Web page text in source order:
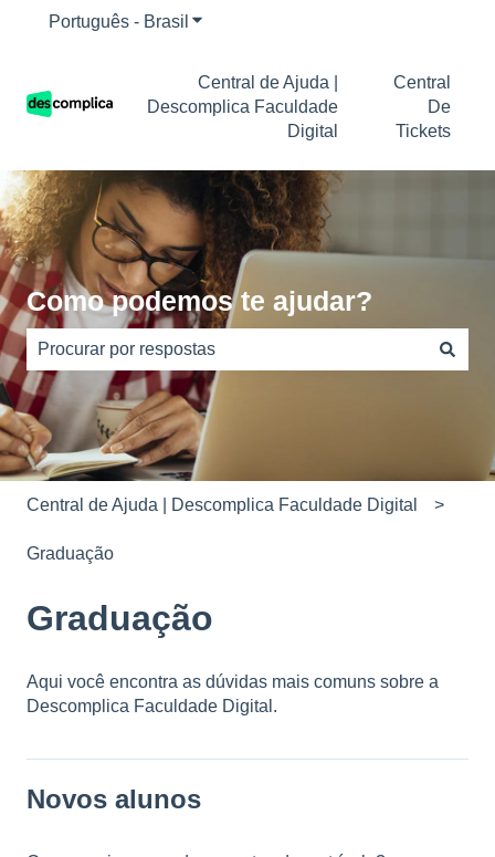
Português - Brasil Mostrar submenu para traduções
Central de Ajuda |
Descomplica Faculdade
Digital
Central
De
Tickets
Como podemos te ajudar?
Não há sugestões porque o campo de pesquisa está
Central de Ajuda | Descomplica Faculdade Digital
Graduação
Graduação
Aqui você encontra as dúvidas mais comuns sobre a
Descomplica Faculdade Digital.
Novos alunos